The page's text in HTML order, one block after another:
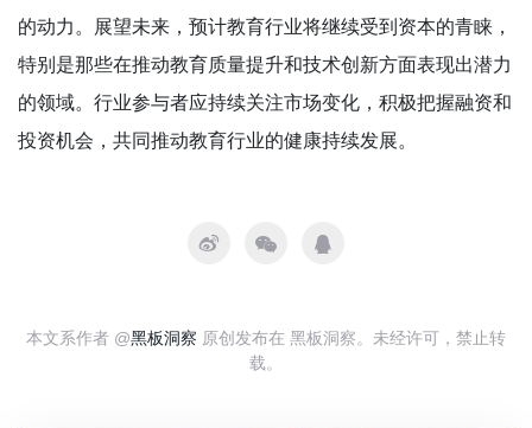
的动力。展望未来，预计教育行业将继续受到资本的青睐，
特别是那些在推动教育质量提升和技术创新方面表现出潜力
的领域。行业参与者应持续关注市场变化，积极把握融资和
投资机会，共同推动教育行业的健康持续发展。
本文系作者 @黑板洞察 原创发布在 黑板洞察。未经许可，禁止转
载。